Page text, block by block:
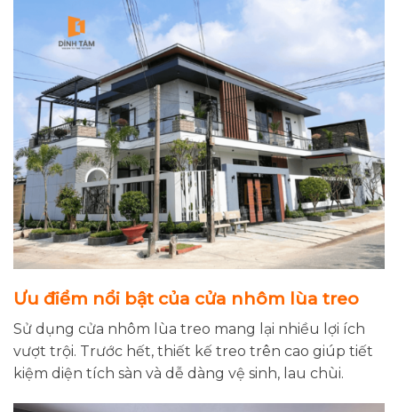
Ưu điểm nổi bật của cửa nhôm lùa treo
Sử dụng cửa nhôm lùa treo mang lại nhiều lợi ích
vượt trội. Trước hết, thiết kế treo trên cao giúp tiết
kiệm diện tích sàn và dễ dàng vệ sinh, lau chùi.